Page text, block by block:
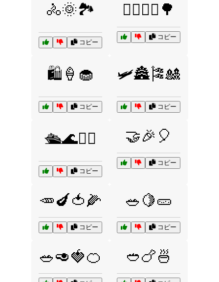
🚴🌞🏞️
コピー
🚴‍♂️🚴‍♀️🌳
コピー
🛍️🍦🧁
コピー
🛩️🏯🎏🎎
コピー
🛳️🌊🏄‍♀️
コピー
🤝🎉🎈
コピー
🥕🍆🍅🌽
コピー
🥗🍋🥒
コピー
🥗🥑🍓🍊 🥙🍗🍜